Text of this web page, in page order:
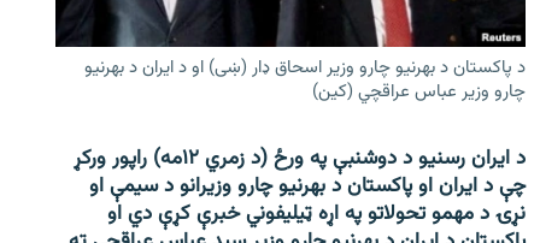
د پاکستان د بهرنیو چارو وزیر اسحاق ډار (ښی) او د ایران د بهرنیو
چارو وزیر عباس عراقچي (کین)
د ایران رسنیو د دوشنبې په ورځ (د زمري ۱۲مه) راپور ورکړ
چې د ایران او پاکستان د بهرنیو چارو وزیرانو د سیمې او
نړۍ د مهمو تحولاتو په اړه ټیلیفوني خبرې کړې دي او